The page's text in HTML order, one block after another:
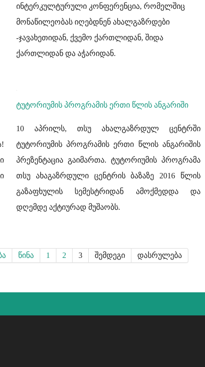
ინტერკულტურული კონფერენცია, რომელშიც
მონაწილეობას იღებდნენ ახალგაზრდები
-ჯავახეთიდან, ქვემო ქართლიდან, შიდა
ქართლიდან და აჭარიდან.
ტუტორიუმის პროგრამის ერთი წლის ანგარიში
10 აპრილს, თსუ ახალგაზრდულ ცენტრში
ტუტორიუმის პროგრამის ერთი წლის ანგარიშის
პრეზენტაცია გაიმართა. ტუტორიუმის პროგრამა
თსუ ახაგაზრდული ცენტრის ბაზაზე 2016 წლის
გაზაფხულის სემესტრიდან ამოქმედდა და
დღემდე აქტიურად მუშაობს.
წინა 1 2 3 შემდეგი დასრულება